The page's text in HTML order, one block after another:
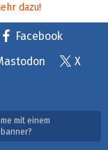
dazu!
Facebook
X
mit einem